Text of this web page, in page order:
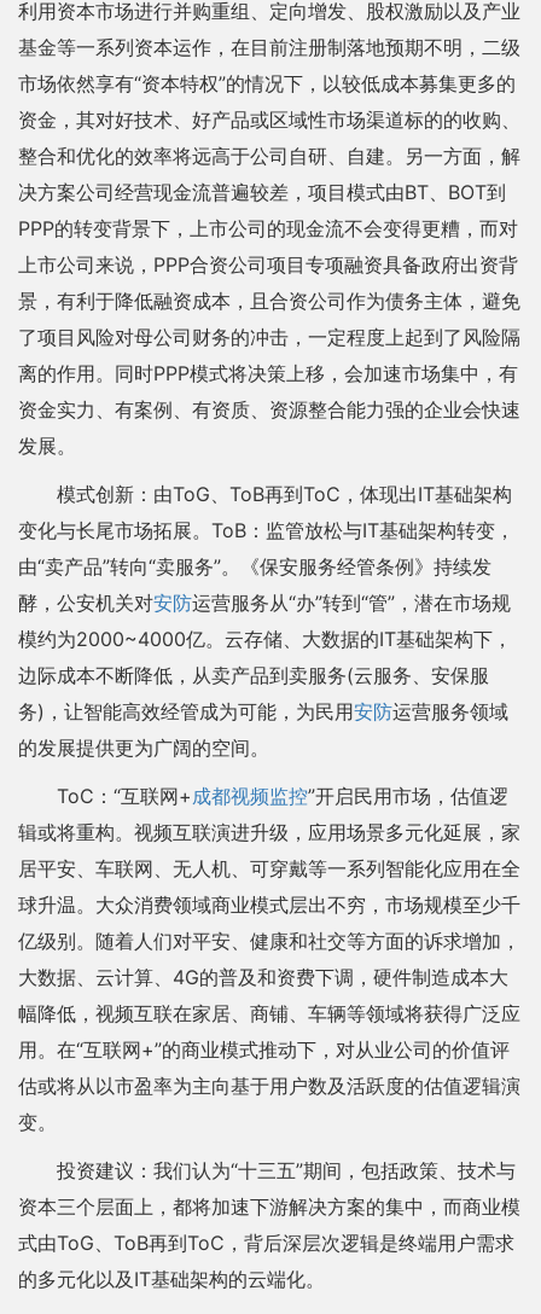
利用资本市场进行并购重组、定向增发、股权激励以及产业
基金等一系列资本运作，在目前注册制落地预期不明，二级
市场依然享有“资本特权”的情况下，以较低成本募集更多的
资金，其对好技术、好产品或区域性市场渠道标的的收购、
整合和优化的效率将远高于公司自研、自建。另一方面，解
决方案公司经营现金流普遍较差，项目模式由BT、BOT到
PPP的转变背景下，上市公司的现金流不会变得更糟，而对
上市公司来说，PPP合资公司项目专项融资具备政府出资背
景，有利于降低融资成本，且合资公司作为债务主体，避免
了项目风险对母公司财务的冲击，一定程度上起到了风险隔
离的作用。同时PPP模式将决策上移，会加速市场集中，有
资金实力、有案例、有资质、资源整合能力强的企业会快速
发展。
模式创新：由ToG、ToB再到ToC，体现出IT基础架构
变化与长尾市场拓展。ToB：监管放松与IT基础架构转变，
由“卖产品”转向“卖服务”。《保安服务经管条例》持续发
酵，公安机关对安防运营服务从“办”转到“管”，潜在市场规
模约为2000~4000亿。云存储、大数据的IT基础架构下，
边际成本不断降低，从卖产品到卖服务(云服务、安保服
务)，让智能高效经管成为可能，为民用安防运营服务领域
的发展提供更为广阔的空间。
ToC：“互联网+成都视频监控”开启民用市场，估值逻
辑或将重构。视频互联演进升级，应用场景多元化延展，家
居平安、车联网、无人机、可穿戴等一系列智能化应用在全
球升温。大众消费领域商业模式层出不穷，市场规模至少千
亿级别。随着人们对平安、健康和社交等方面的诉求增加，
大数据、云计算、4G的普及和资费下调，硬件制造成本大
幅降低，视频互联在家居、商铺、车辆等领域将获得广泛应
用。在“互联网+”的商业模式推动下，对从业公司的价值评
估或将从以市盈率为主向基于用户数及活跃度的估值逻辑演
变。
投资建议：我们认为“十三五”期间，包括政策、技术与
资本三个层面上，都将加速下游解决方案的集中，而商业模
式由ToG、ToB再到ToC，背后深层次逻辑是终端用户需求
的多元化以及IT基础架构的云端化。